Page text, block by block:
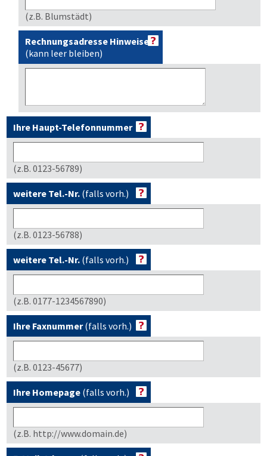
(z.B. Blumstädt)
Rechnungsadresse Hinweise
(kann leer bleiben)
Ihre Haupt-Telefonnummer
(z.B. 0123-56789)
weitere Tel.-Nr. (falls vorh.)
(z.B. 0123-56788)
weitere Tel.-Nr. (falls vorh.)
(z.B. 0177-1234567890)
Ihre Faxnummer(falls vorh.)
(z.B. 0123-45677)
Ihre Homepage (falls vorh.)
(z.B. http://www.domain.de)